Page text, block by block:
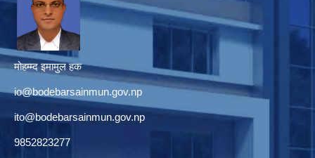
मोहम्म्द इमामुल हक
io@bodebarsainmun.gov.np
ito@bodebarsainmun.gov.np
9852823277